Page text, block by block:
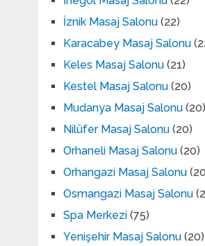
İznik Masaj Salonu(22)
Karacabey Masaj Salonu
Keles Masaj Salonu(21)
Kestel Masaj Salonu(20)
Mudanya Masaj Salonu(20)
Nilüfer Masaj Salonu(20)
Orhaneli Masaj Salonu(20)
Orhangazi Masaj Salonu
Osmangazi Masaj Salonu
Spa Merkezi(75)
Yenişehir Masaj Salonu(20)